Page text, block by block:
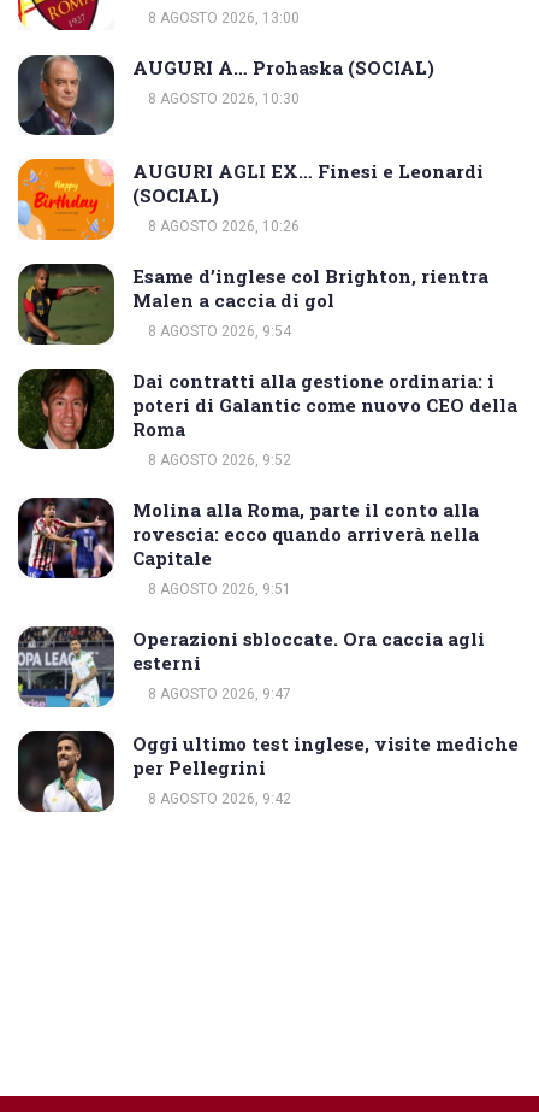
8 AGOSTO 2026, 13:00
AUGURI A… Prohaska (SOCIAL)
8 AGOSTO 2026, 10:30
AUGURI AGLI EX… Finesi e Leonardi
(SOCIAL)
8 AGOSTO 2026, 10:26
Esame d’inglese col Brighton, rientra
Malen a caccia di gol
8 AGOSTO 2026, 9:54
Dai contratti alla gestione ordinaria: i
poteri di Galantic come nuovo CEO della
Roma
8 AGOSTO 2026, 9:52
Molina alla Roma, parte il conto alla
rovescia: ecco quando arriverà nella
Capitale
8 AGOSTO 2026, 9:51
Operazioni sbloccate. Ora caccia agli
esterni
8 AGOSTO 2026, 9:47
Oggi ultimo test inglese, visite mediche
per Pellegrini
8 AGOSTO 2026, 9:42